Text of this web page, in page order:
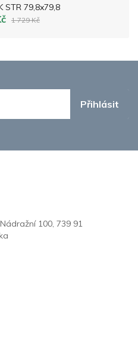
STR 79,8x79,8
1 729 Kč
Přihlásit
100, 739 91